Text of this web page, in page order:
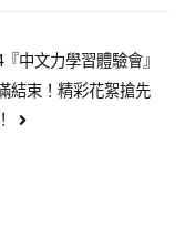
中文力學習體驗會』
結束！精彩花絮搶先